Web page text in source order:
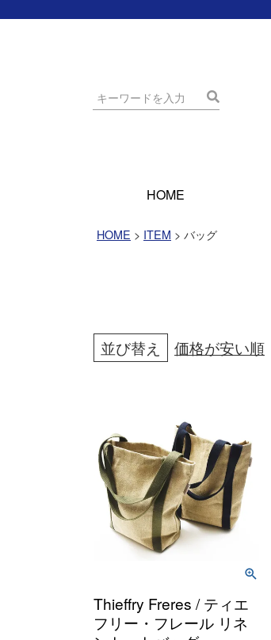
HOME
HOME ITEM バッグ
並び替え 価格が安い順
Thieffry Freres / ティエ
フリー・フレール リネ